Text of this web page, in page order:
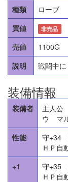
種類
ローブ
買値
非売品
売値
1100G
説明
戦闘中
装備情報
装備者
主人
ウ マ
性能
守+34
ＨＰ自
+1
守+35
ＨＰ自